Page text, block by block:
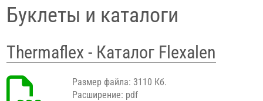
Буклеты и каталоги
Thermaflex - Каталог Flexalen
Размер файла: 3110 Кб.
Расширение: pdf